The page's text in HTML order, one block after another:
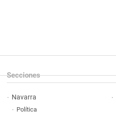
Secciones
Navarra
Política